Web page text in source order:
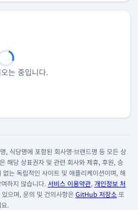
는 중입니다.
, 식당명에 포함된 회사명·브랜드명 등 모든 상
해당 상표권자 및 관련 회사와 제휴, 후원, 승
는 독립적인 사이트 및 애플리케이션이며, 해
하지 않습니다. 서비스 이용약관, 개인정보 처
으며, 문의 및 건의사항은GitHub 저장소 또
.